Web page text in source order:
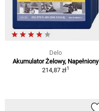
Delo
Akumulator Żelowy, Napełniony
214,87 zł1